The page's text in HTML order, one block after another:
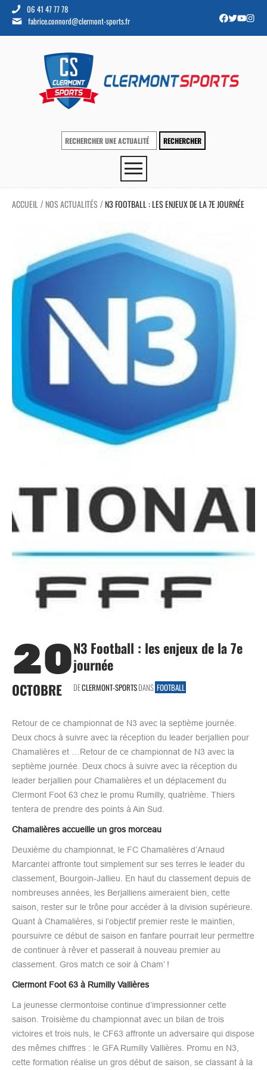
06 41 47 77 78
fabrice.connord@clermont-sports.fr
ACCUEIL / NOS ACTUALITÉS /N3 FOOTBALL : LES ENJEUX DE LA 7E JOURNÉE
20
OCTOBRE
N3 Football : les enjeux de la 7e
journée
DECLERMONT-SPORTSDANS FOOTBALL
Retour de ce championnat de N3 avec la septième journée.
Deux chocs à suivre avec la réception du leader berjallien pour
Chamalières et …Retour de ce championnat de N3 avec la
septième journée. Deux chocs à suivre avec la réception du
leader berjallien pour Chamalières et un déplacement du
Clermont Foot 63 chez le promu Rumilly, quatrième. Thiers
tentera de prendre des points à Ain Sud.
Chamalières accueille un gros morceau
Deuxième du championnat, le FC Chamalières d’Arnaud
Marcantei affronte tout simplement sur ses terres le leader du
classement, Bourgoin-Jallieu. En haut du classement depuis de
nombreuses années, les Berjalliens aimeraient bien, cette
saison, rester sur le trône pour accéder à la division supérieure.
Quant à Chamalières, si l’objectif premier reste le maintien,
poursuivre ce début de saison en fanfare pourrait leur permettre
de continuer à rêver et passerait à nouveau premier au
classement. Gros match ce soir à Cham’ !
Clermont Foot 63 à Rumilly Vallières
La jeunesse clermontoise continue d’impressionner cette
saison. Troisième du championnat avec un bilan de trois
victoires et trois nuls, le CF63 affronte un adversaire qui dispose
des mêmes chiffres : le GFA Rumilly Vallières. Promu en N3,
cette formation réalise un gros début de saison, se classant à la